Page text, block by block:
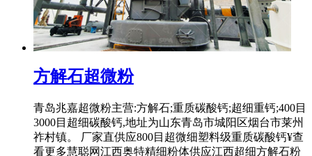
方解石超微粉
青岛兆嘉超微粉主营:方解石;重质碳酸钙;超细重钙;400目
3000目超细碳酸钙,地址为山东青岛市城阳区烟台市莱州
祚村镇。 厂家直供应800目超微细塑料级重质碳酸钙¥查
看更多慧聪网江西奥特精细粉体供应江西超细方解石粉